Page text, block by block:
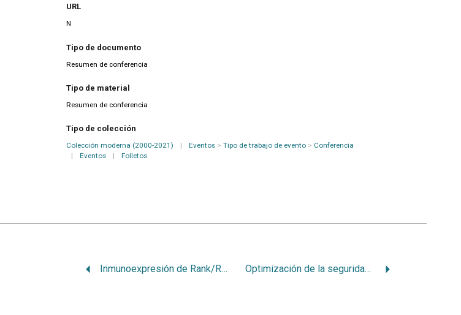
URL
N
Tipo de documento
Resumen de conferencia
Tipo de material
Resumen de conferencia
Tipo de colección
Colección moderna (2000-2021) | Eventos > Tipo de trabajo de evento > Conferencia
|
Eventos | Folletos
Inmunoexpresión de Rank/Rank-L/OPG en pacientes sanos, con periodontitis crónica y agresiva Optimización de la seguridad del paciente en odontología. Apoyo a la gestión sanitaria y de farmacovigilancia para los pacientes que ingresan a Facultad de Odontología de la Universida de la República- FO. Udelar, Uruguay